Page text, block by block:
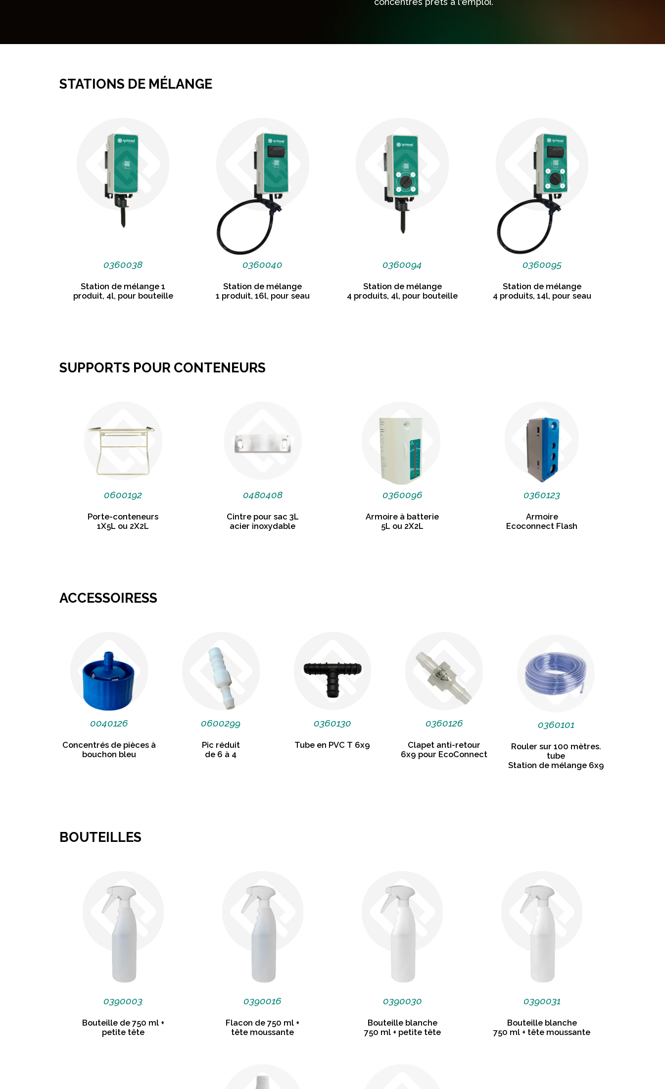
STATIONS DE MÉLANGE
0360038
Station de mélange 1
produit, 4l, pour bouteille
0360040
Station de mélange
1 produit, 16l, pour seau
0360094
Station de mélange
4 produits, 4l, pour bouteille
0360095
Station de mélange
4 produits, 14l, pour seau
SUPPORTS POUR CONTENEURS
0600192
Porte-conteneurs
1X5L ou 2X2L
0480408
Cintre pour sac 3L
acier inoxydable
0360096
Armoire à batterie
5L ou 2X2L
0360123
Armoire
Ecoconnect Flash
ACCESSOIRESS
0040126
Concentrés de pièces à
bouchon bleu
0600299
Pic réduit
de 6 à 4
0360130
Tube en PVC T 6x9
0360126
Clapet anti-retour
6x9 pour EcoConnect
0360101
Rouler sur 100 mètres.
tube
Station de mélange 6x9
BOUTEILLES
0390003
Bouteille de 750 ml +
petite tête
0390016
Flacon de 750 ml +
tête moussante
0390030
Bouteille blanche
750 ml + petite tête
0390031
Bouteille blanche
750 ml + tête moussante